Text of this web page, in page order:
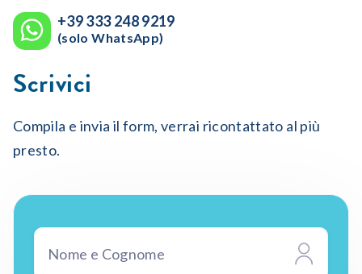
+39 333 248 9219
(solo WhatsApp)
Scrivici
Compila e invia il form, verrai ricontattato al più
presto.